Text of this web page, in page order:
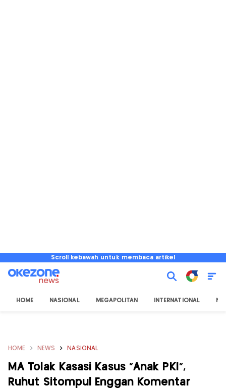
Scroll kebawah untuk membaca artikel
HOME NASIONAL MEGAPOLITAN INTERNATIONAL
HOME NEWS NASIONAL
MA Tolak Kasasi Kasus "Anak PKI",
Ruhut Sitompul Enggan Komentar